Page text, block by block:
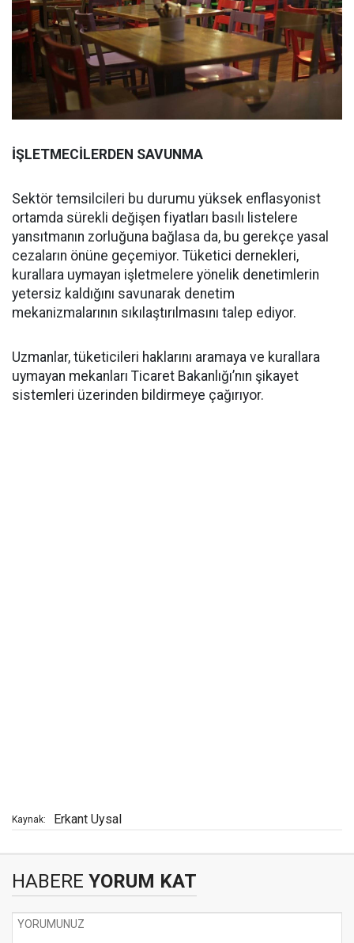
İŞLETMECİLERDEN SAVUNMA
Sektör temsilcileri bu durumu yüksek enflasyonist
ortamda sürekli değişen fiyatları basılı listelere
yansıtmanın zorluğuna bağlasa da, bu gerekçe yasal
cezaların önüne geçemiyor. Tüketici dernekleri,
kurallara uymayan işletmelere yönelik denetimlerin
yetersiz kaldığını savunarak denetim
mekanizmalarının sıkılaştırılmasını talep ediyor.
Uzmanlar, tüketicileri haklarını aramaya ve kurallara
uymayan mekanları Ticaret Bakanlığı’nın şikayet
sistemleri üzerinden bildirmeye çağırıyor.
Kaynak: Erkant Uysal
HABERE YORUM KAT